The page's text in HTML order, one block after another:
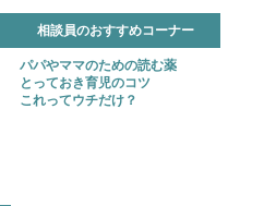
相談員のおすすめコーナー
パパやママのための読む薬
とっておき育児のコツ
これってウチだけ？